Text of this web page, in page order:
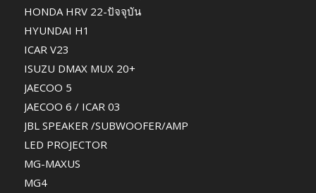
HONDA HRV 22-ปัจจุบัน
HYUNDAI H1
ICAR V23
ISUZU DMAX MUX 20+
JAECOO 5
JAECOO 6 / ICAR 03
JBL SPEAKER /SUBWOOFER/AMP
LED PROJECTOR
MG-MAXUS
MG4